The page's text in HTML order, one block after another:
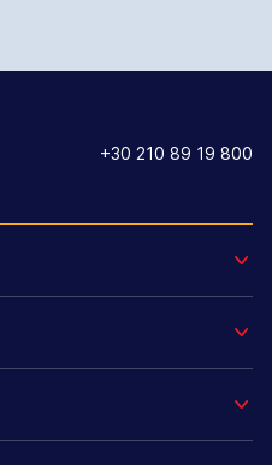
+30 210 89 19 800